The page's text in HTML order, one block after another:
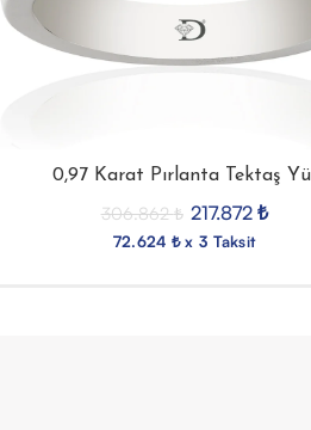
0,97 Karat Pırlanta Tektaş
306.862₺ 217.872 ₺
72.624 ₺ x 3 Taksit